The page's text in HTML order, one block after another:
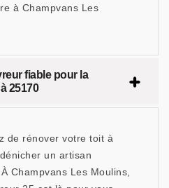
à Champvans Les
fiable pour la
25170
de rénover votre toit à
un artisan
Champvans Les Moulins,